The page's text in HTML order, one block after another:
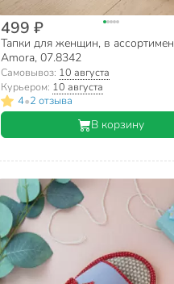
499 ₽
Тапки для женщин, в
Amora, 07.8342
Самовывоз: 10 августа
Курьером: 10 августа
4•2 отзыва
В корзину